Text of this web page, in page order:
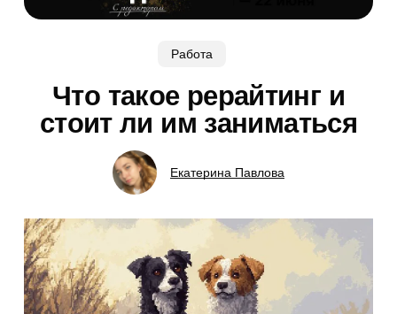
Работа
Что такое рерайтинг и
стоит ли им заниматься
Екатерина Павлова